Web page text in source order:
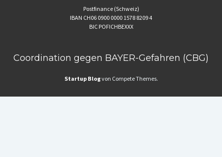
Postfinance (Schweiz)
IBAN CH06 0900 0000 1578 8209 4
BIC POFICHBEXXX
Coordination gegen BAYER-Gefahren (CBG)
Startup Blogvon Compete Themes.